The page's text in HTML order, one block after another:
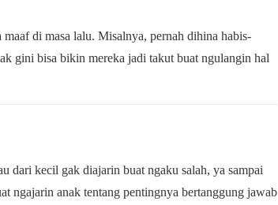
di masa lalu. Misalnya, pernah dihina habis-
gini bisa bikin mereka jadi takut buat ngulangin hal
dari kecil gak diajarin buat ngaku salah, ya sampai
ngajarin anak tentang pentingnya bertanggung jawab